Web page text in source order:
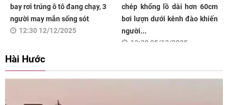
bay rơi trúng ô tô đang chạy, 3
người may mắn sống sót
12:30 12/12/2025
chép khổng lồ dài hơn 60cm
bơi lượn dưới kênh đào khiến
người...
12:30 05/12/2025
Hài Hước